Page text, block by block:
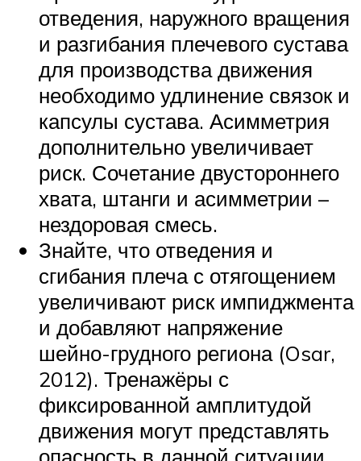
отведения, наружного вращения
и разгибания плечевого сустава
для производства движения
необходимо удлинение связок и
капсулы сустава. Асимметрия
дополнительно увеличивает
риск. Сочетание двустороннего
хвата, штанги и асимметрии –
нездоровая смесь.
Знайте, что отведения и
сгибания плеча с отягощением
увеличивают риск импиджмента
и добавляют напряжение
шейно-грудного региона (Osar,
2012). Тренажёры с
фиксированной амплитудой
движения могут представлять